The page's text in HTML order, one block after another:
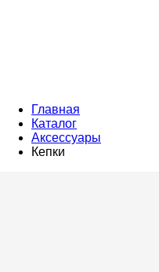
Главная
Каталог
Аксессуары
Кепки